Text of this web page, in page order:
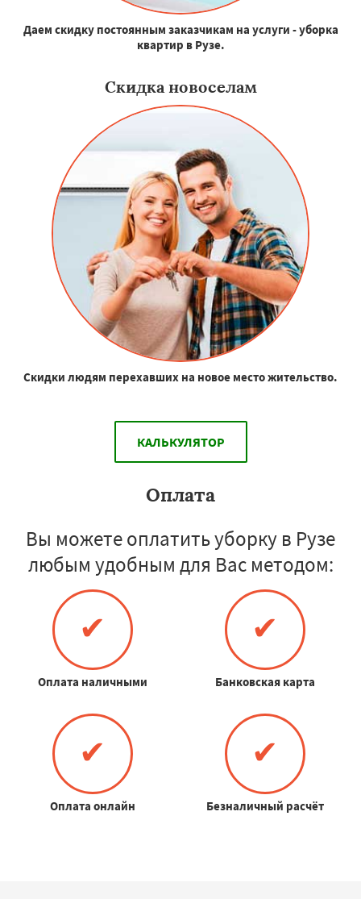
Даем скидку постоянным заказчикам на услуги - уборка
квартир в Рузе.
Скидка новоселам
Скидки людям перехавших на новое место жительство.
КАЛЬКУЛЯТОР
Оплата
Вы можете оплатить уборку в Рузе
любым удобным для Вас методом:
✔
Оплата наличными
✔
Банковская карта
✔
Оплата онлайн
✔
Безналичный расчёт